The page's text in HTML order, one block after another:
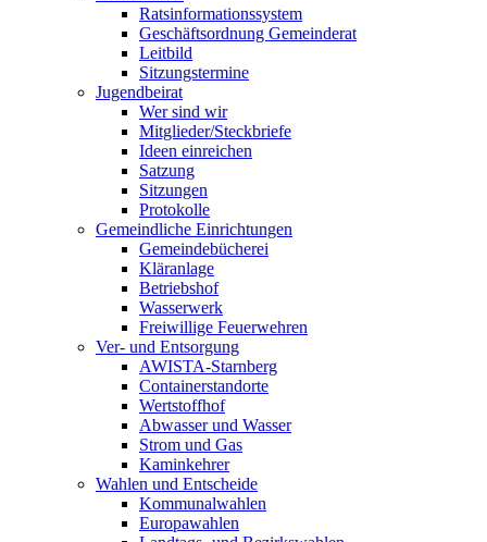
Ratsinformationssystem
Geschäftsordnung Gemeinderat
Leitbild
Sitzungstermine
Jugendbeirat
Wer sind wir
Mitglieder/Steckbriefe
Ideen einreichen
Satzung
Sitzungen
Protokolle
Gemeindliche Einrichtungen
Gemeindebücherei
Kläranlage
Betriebshof
Wasserwerk
Freiwillige Feuerwehren
Ver- und Entsorgung
AWISTA-Starnberg
Containerstandorte
Wertstoffhof
Abwasser und Wasser
Strom und Gas
Kaminkehrer
Wahlen und Entscheide
Kommunalwahlen
Europawahlen